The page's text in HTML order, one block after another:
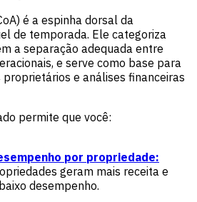
é a espinha dorsal da
de temporada. Ele categoriza
a separação adequada entre
e serve como base para
e análises financeiras
permite que você:
por propriedade:
geram mais receita e
desempenho.